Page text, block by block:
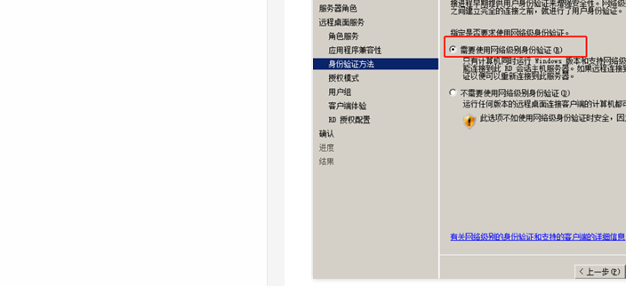
“需要使用网络级别身份验证”，之后单击“下一步”。